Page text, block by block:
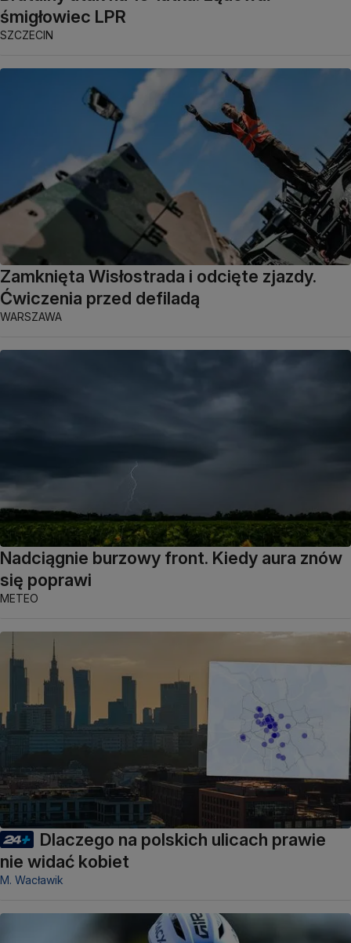
śmigłowiec LPR
SZCZECIN
Zamknięta Wisłostrada i odcięte zjazdy.
Ćwiczenia przed defiladą
WARSZAWA
Nadciągnie burzowy front. Kiedy aura znów
się poprawi
METEO
Dlaczego na polskich ulicach prawie
nie widać kobiet
M. Wacławik